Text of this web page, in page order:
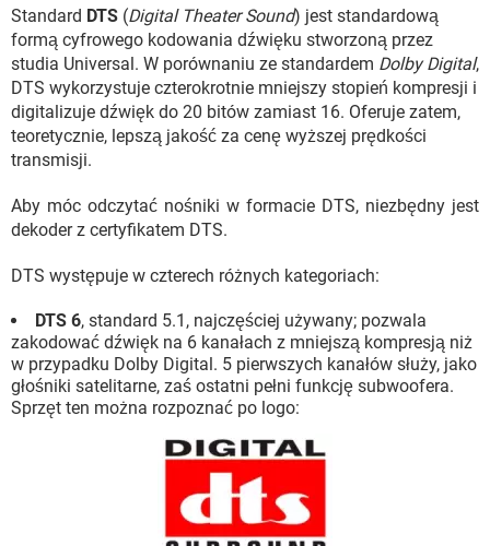
WINDOWS 10
Standard DTS (Digital Theater Sound) jest standardową
formą cyfrowego kodowania dźwięku stworzoną przez
studia Universal. W porównaniu ze standardem Dolby Digital,
DTS wykorzystuje czterokrotnie mniejszy stopień kompresji i
digitalizuje dźwięk do 20 bitów zamiast 16. Oferuje zatem,
teoretycznie, lepszą jakość za cenę wyższej prędkości
transmisji.
Aby móc odczytać nośniki w formacie DTS, niezbędny jest
dekoder z certyfikatem DTS.
DTS występuje w czterech różnych kategoriach:
DTS 6, standard 5.1, najczęściej używany; pozwala
zakodować dźwięk na 6 kanałach z mniejszą kompresją niż
w przypadku Dolby Digital. 5 pierwszych kanałów służy, jako
głośniki satelitarne, zaś ostatni pełni funkcję subwoofera.
Sprzęt ten można rozpoznać po logo: